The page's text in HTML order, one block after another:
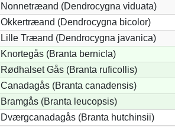
Nonnetræand (Dendrocygna viduata)
Okkertræand (Dendrocygna bicolor)
Lille Træand (Dendrocygna javanica)
Knortegås (Branta bernicla)
Rødhalset Gås (Branta ruficollis)
Canadagås (Branta canadensis)
Bramgås (Branta leucopsis)
Dværgcanadagås (Branta hutchinsii)